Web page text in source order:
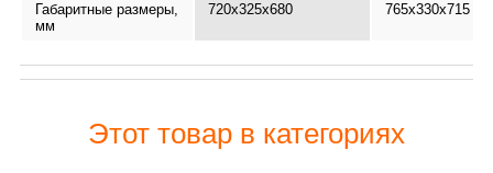
Габаритные размеры,
мм
720х325х680 765x330x715
Этот товар в категориях